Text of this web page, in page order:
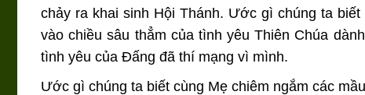
chảy ra khai sinh Hội Thánh. Ước gì chúng ta
vào chiều sâu thẳm của tình yêu Thiên Chúa
tình yêu của Đấng đã thí mạng vì mình.
Ước gì chúng ta biết cùng Mẹ chiêm ngắm các